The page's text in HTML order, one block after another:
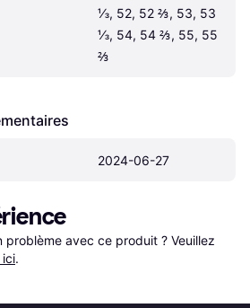
⅓, 52, 52 ⅔, 53, 53
⅓, 54, 54 ⅔, 55, 55
⅔
2024-06-27
problème avec ce produit ? Veuillez
ici.